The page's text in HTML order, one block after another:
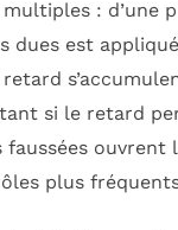
: d’une
dues est
si le retard
ouvrent
plus